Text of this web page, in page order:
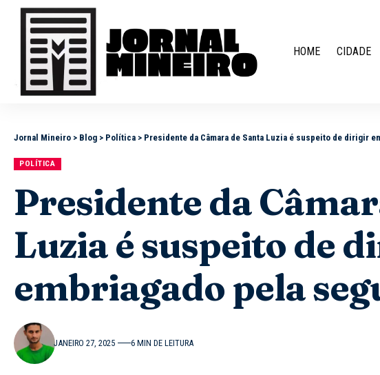
HOME CIDADE
Jornal Mineiro > Blog > Política > Presidente da Câmara de Santa Luzia é suspeito de dirigir
POLÍTICA
Presidente da
Luzia é suspeito de
embriagado pela
JANEIRO 27, 2025 6 MIN DE LEITURA